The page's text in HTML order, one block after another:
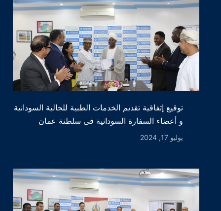
توقيع إتفاقية تقديم الخدمات الطبية للجالية السودانية
و أعضاء السفارة السودانية فى سلطنة عمان
يوليو 17, 2024